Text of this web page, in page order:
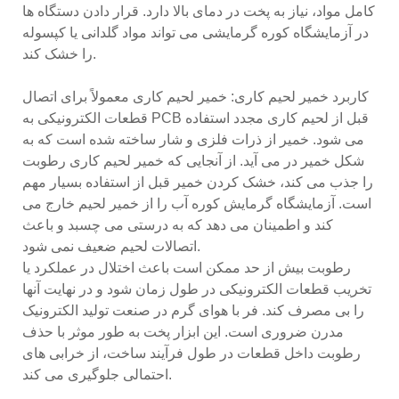
کامل مواد، نیاز به پخت در دمای بالا دارد. قرار دادن دستگاه ها
در آزمایشگاه کوره گرمایشی می تواند مواد گلدانی یا کپسوله
را خشک کند.
کاربرد خمیر لحیم کاری: خمیر لحیم کاری معمولاً برای اتصال
قطعات الکترونیکی به PCB قبل از لحیم کاری مجدد استفاده
می شود. خمیر از ذرات فلزی و شار ساخته شده است که به
شکل خمیر در می آید. از آنجایی که خمیر لحیم کاری رطوبت
را جذب می کند، خشک کردن خمیر قبل از استفاده بسیار مهم
است. آزمایشگاه گرمایش کوره آب را از خمیر لحیم خارج می
کند و اطمینان می دهد که به درستی می چسبد و باعث
اتصالات لحیم ضعیف نمی شود.
رطوبت بیش از حد ممکن است باعث اختلال در عملکرد یا
تخریب قطعات الکترونیکی در طول زمان شود و در نهایت آنها
را بی مصرف کند. فر با هوای گرم در صنعت تولید الکترونیک
مدرن ضروری است. این ابزار پخت به طور موثر با حذف
رطوبت داخل قطعات در طول فرآیند ساخت، از خرابی های
احتمالی جلوگیری می کند.